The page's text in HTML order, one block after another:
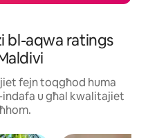
bl-aqwa ratings
fejn toqgħod huma
u għal kwalitajiet